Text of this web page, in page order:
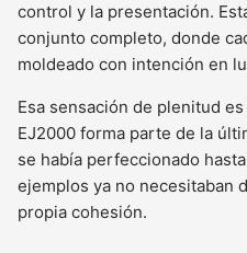
control y la presentación.
conjunto completo, donde
moldeado con intención en
Esa sensación de plenitud
EJ2000 forma parte de la
se había perfeccionado
ejemplos ya no necesitaban
propia cohesión.